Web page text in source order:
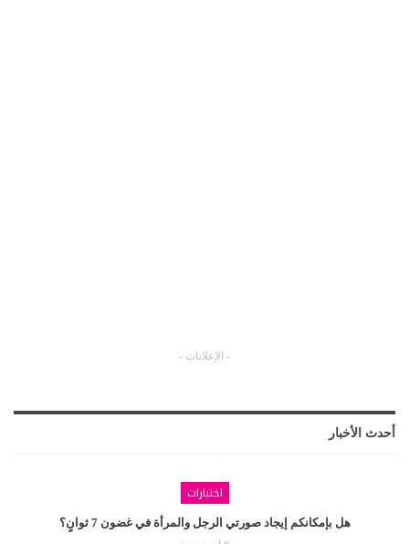
- الإعلانات -
أحدث الأخبار
اختبارات
هل بإمكانكم إيجاد صورتي الرجل والمرأة في غضون 7 ثوانٍ؟